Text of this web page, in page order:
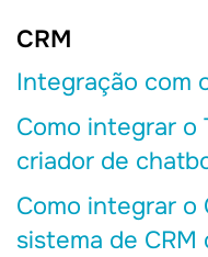
CRM
Integração com
Como integrar o
criador de
Como integrar o
sistema de CRM